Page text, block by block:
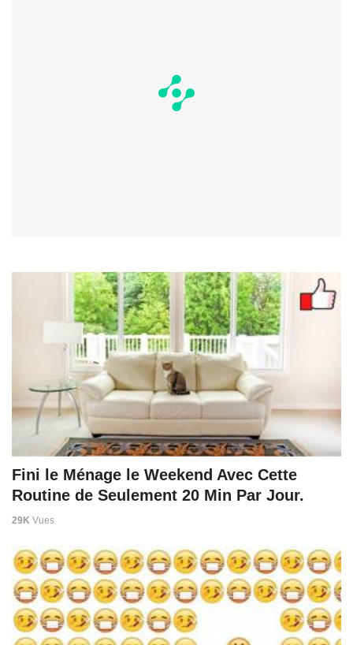
Fini le Ménage le Weekend Avec Cette
Routine de Seulement 20 Min Par Jour.
29K Vues